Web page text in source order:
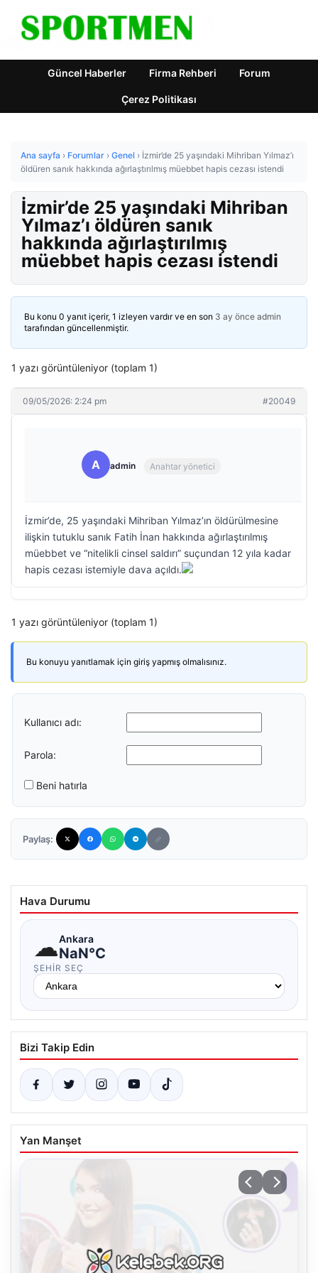
Güncel Haberler Firma Rehberi Forum
Çerez Politikası
Ana sayfa › Forumlar › Genel › İzmir’de 25 yaşındaki Mihriban Yılmaz’ı
öldüren sanık hakkında ağırlaştırılmış müebbet hapis cezası istendi
İzmir’de 25 yaşındaki Mihriban
Yılmaz’ı öldüren sanık
hakkında ağırlaştırılmış
müebbet hapis cezası istendi
Bu konu 0 yanıt içerir, 1 izleyen vardır ve en son 3 ay önce admin
tarafından güncellenmiştir.
1 yazı görüntüleniyor (toplam 1)
09/05/2026: 2:24 pm #20049
A admin Anahtar yönetici
İzmir’de, 25 yaşındaki Mihriban Yılmaz’ın öldürülmesine
ilişkin tutuklu sanık Fatih İnan hakkında ağırlaştırılmış
müebbet ve “nitelikli cinsel saldırı” suçundan 12 yıla kadar
hapis cezası istemiyle dava açıldı.
1 yazı görüntüleniyor (toplam 1)
Bu konuyu yanıtlamak için giriş yapmış olmalısınız.
Kullanıcı adı:
Parola:
Beni hatırla
Paylaş:
Hava Durumu
☁Ankara
NaN°C
ŞEHIR SEÇ
Bizi Takip Edin
Yan Manşet